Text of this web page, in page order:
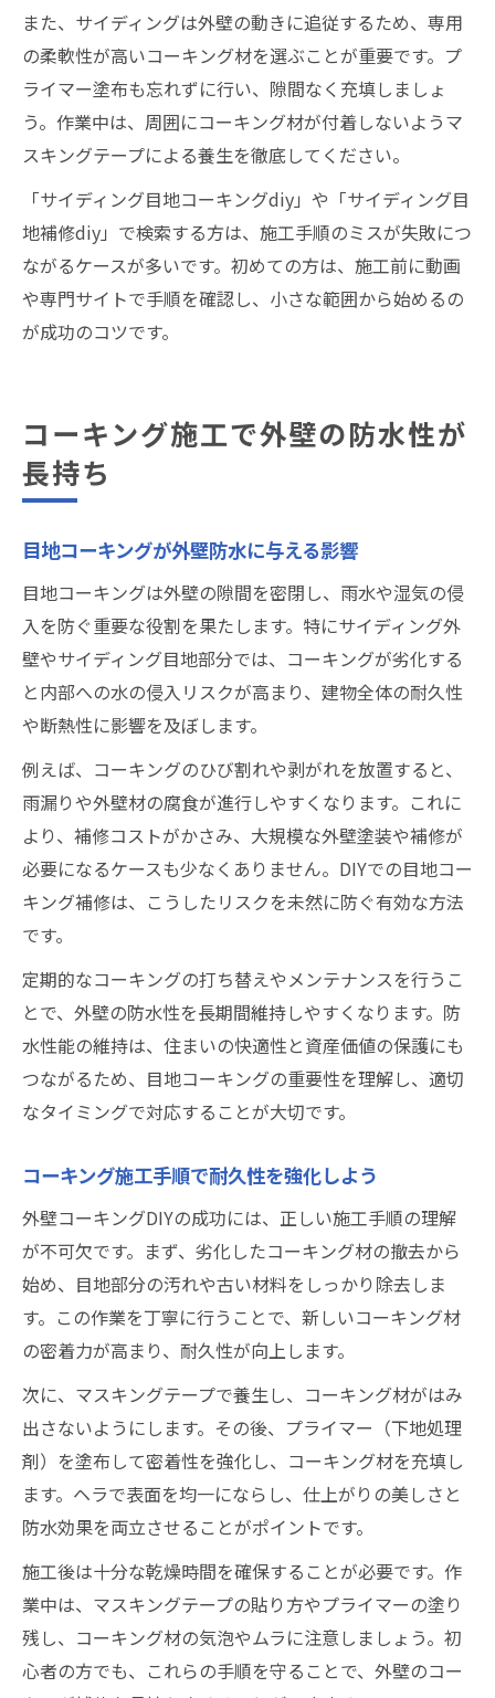
また、サイディングは外壁の動きに追従するため、専用
の柔軟性が高いコーキング材を選ぶことが重要です。プ
ライマー塗布も忘れずに行い、隙間なく充填しましょ
う。作業中は、周囲にコーキング材が付着しないようマ
スキングテープによる養生を徹底してください。
「サイディング目地コーキングdiy」や「サイディング目
地補修diy」で検索する方は、施工手順のミスが失敗につ
ながるケースが多いです。初めての方は、施工前に動画
や専門サイトで手順を確認し、小さな範囲から始めるの
が成功のコツです。
コーキング施工で外壁の防水性が
長持ち
目地コーキングが外壁防水に与える影響
目地コーキングは外壁の隙間を密閉し、雨水や湿気の侵
入を防ぐ重要な役割を果たします。特にサイディング外
壁やサイディング目地部分では、コーキングが劣化する
と内部への水の侵入リスクが高まり、建物全体の耐久性
や断熱性に影響を及ぼします。
例えば、コーキングのひび割れや剥がれを放置すると、
雨漏りや外壁材の腐食が進行しやすくなります。これに
より、補修コストがかさみ、大規模な外壁塗装や補修が
必要になるケースも少なくありません。DIYでの目地コー
キング補修は、こうしたリスクを未然に防ぐ有効な方法
です。
定期的なコーキングの打ち替えやメンテナンスを行うこ
とで、外壁の防水性を長期間維持しやすくなります。防
水性能の維持は、住まいの快適性と資産価値の保護にも
つながるため、目地コーキングの重要性を理解し、適切
なタイミングで対応することが大切です。
コーキング施工手順で耐久性を強化しよう
外壁コーキングDIYの成功には、正しい施工手順の理解
が不可欠です。まず、劣化したコーキング材の撤去から
始め、目地部分の汚れや古い材料をしっかり除去しま
す。この作業を丁寧に行うことで、新しいコーキング材
の密着力が高まり、耐久性が向上します。
次に、マスキングテープで養生し、コーキング材がはみ
出さないようにします。その後、プライマー（下地処理
剤）を塗布して密着性を強化し、コーキング材を充填し
ます。ヘラで表面を均一にならし、仕上がりの美しさと
防水効果を両立させることがポイントです。
施工後は十分な乾燥時間を確保することが必要です。作
業中は、マスキングテープの貼り方やプライマーの塗り
残し、コーキング材の気泡やムラに注意しましょう。初
心者の方でも、これらの手順を守ることで、外壁のコー